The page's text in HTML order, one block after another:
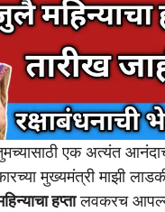
एक अत्यंत
मुख्यमंत्री माझी
हप्तालवकरच